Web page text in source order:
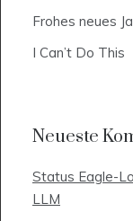
Frohes neues
I Can’t Do This
Neueste
Status Eagle-
LLM